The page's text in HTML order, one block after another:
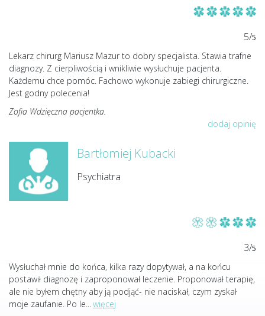
5/5
Lekarz chirurg Mariusz Mazur to dobry specjalista. Stawia trafne
diagnozy. Z cierpliwością i wnikliwie wysłuchuje pacjenta.
Każdemu chce pomóc. Fachowo wykonuje zabiegi chirurgiczne.
Jest godny polecenia!
Zofia Wdzięczna pacjentka.
dodaj opinię
Bartłomiej Kubacki
Psychiatra
3/5
Wysłuchał mnie do końca, kilka razy dopytywał, a na końcu
postawił diagnozę i zaproponował leczenie. Proponował terapię,
ale nie byłem chętny aby ją podjąć- nie naciskał, czym zyskał
moje zaufanie. Po le...więcej